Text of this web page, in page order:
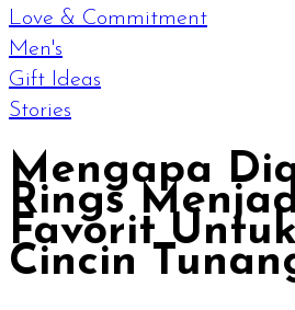
Love & Commitment
Men's
Gift Ideas
Stories
Mengapa
Rings
Favorit
Cincin